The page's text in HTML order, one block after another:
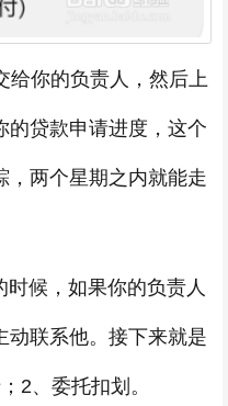
你的负责人，然后上
的贷款申请进度，这个
，两个星期之内就能走
候，如果你的负责人
动联系他。接下来就是
2、委托扣划。